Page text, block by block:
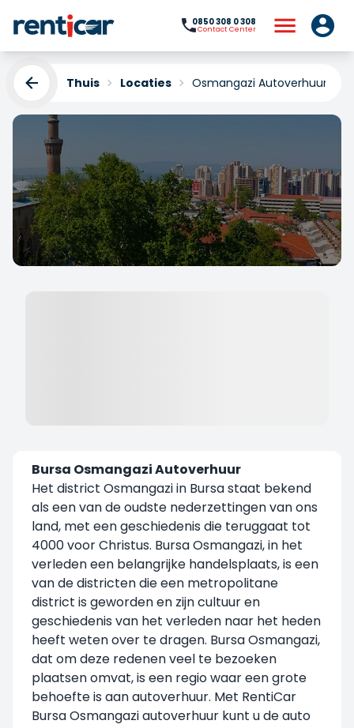
0850 308 0 308
Contact Center
Thuis Locaties Osmangazi Autoverhuur
Osmangazi Autoverhuur
Bursa Osmangazi Autoverhuur
Het district Osmangazi in Bursa staat bekend
als een van de oudste nederzettingen van ons
land, met een geschiedenis die teruggaat tot
4000 voor Christus. Bursa Osmangazi, in het
verleden een belangrijke handelsplaats, is een
van de districten die een metropolitane
district is geworden en zijn cultuur en
geschiedenis van het verleden naar het heden
heeft weten over te dragen. Bursa Osmangazi,
dat om deze redenen veel te bezoeken
plaatsen omvat, is een regio waar een grote
behoefte is aan autoverhuur. Met RentiCar
Bursa Osmangazi autoverhuur kunt u de auto